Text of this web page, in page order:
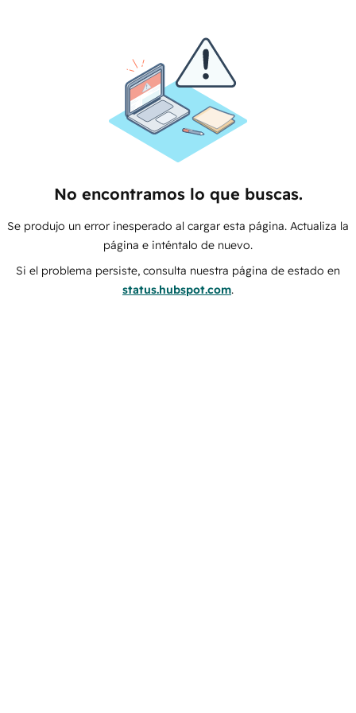
No encontramos lo que buscas.
Se produjo un error inesperado al cargar esta página. Actualiza la
página e inténtalo de nuevo.
Si el problema persiste, consulta nuestra página de estado en
status.hubspot.com.